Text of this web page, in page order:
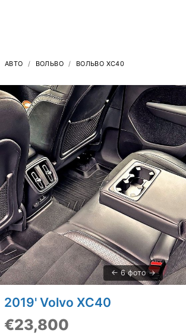
АВТО ВОЛЬВО ВОЛЬВО XC40
6 фото
2019' Volvo XC40
€23,800